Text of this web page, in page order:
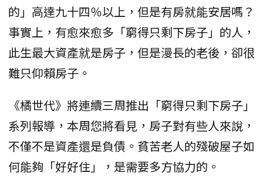
的」高達九十四％以上，但是有房就能安居嗎？
事實上，有愈來愈多「窮得只剩下房子」的人，
此生最大資產就是房子，但是漫長的老後，卻很
難只仰賴房子。
《橘世代》將連續三周推出「窮得只剩下房子」
系列報導，本周您將看見，房子對有些人來說，
不僅不是資產還是負債。貧苦老人的殘破屋子如
何能夠「好好住」，是需要多方協力的。